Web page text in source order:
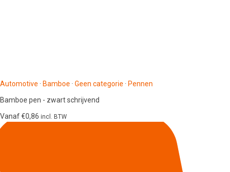
Automotive · Bamboe · Geen categorie · Pennen
Bamboe pen - zwart schrijvend
Vanaf€0,86 incl. BTW